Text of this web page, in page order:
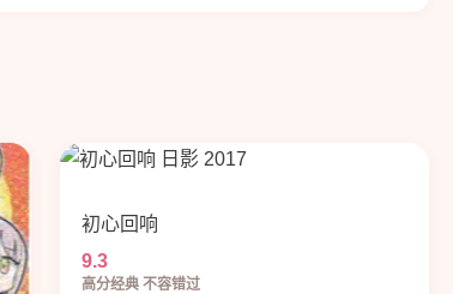
初心回响
9.3
高分经典 不容错过